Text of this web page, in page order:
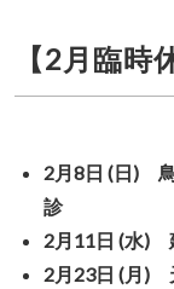
【2月臨時
2月8日 (日)
診
2月11日 (水)
2月23日 (月)